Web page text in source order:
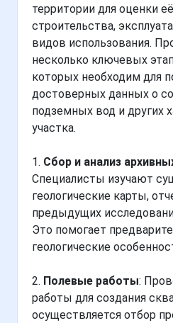
территории для оценки
строительства,
видов использования.
несколько ключевых
которых необходим для
достоверных данных о
подземных вод и других
участка.
1. Сбор и анализ
Специалисты изучают
геологические карты,
предыдущих
Это помогает
геологические
2. Полевые работы:
работы для создания
осуществляется отбор